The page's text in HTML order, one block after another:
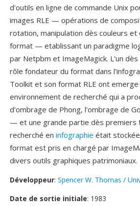
d'outils en ligne de commande Unix
images RLE — opérations de
rotation, manipulation dès couleurs et
format — etablissant un paradigme
par Netpbm et ImageMagick. L'un
rôle fondateur du format dans
Toolkit et son format RLE ont
environnement de recherché qui a
d'ombrage de Phong, l'ombrage de
— et une grande partie dès premiers
recherché en infographie était
format est pris en chargé par
divers outils graphiques patrimoniaux.
Développeur: Spencer W. Thomas /
Date de sortie initiale: 1983